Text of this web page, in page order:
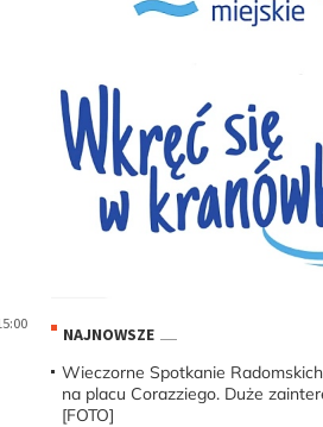
NAJNOWSZE
Wieczorne Spotkanie
na placu Corazziego. Duże
[FOTO]